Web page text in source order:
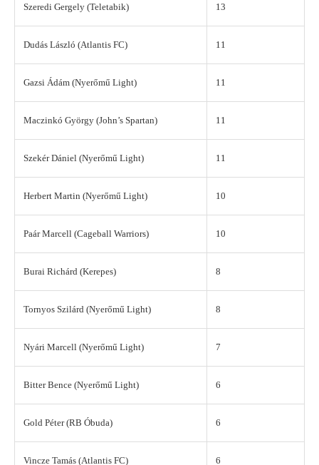
Szeredi Gergely (Teletabik) 13
Dudás László (Atlantis FC) 11
Gazsi Ádám (Nyerőmű Light) 11
Maczinkó György (John’s Spartan) 11
Szekér Dániel (Nyerőmű Light) 11
Herbert Martin (Nyerőmű Light) 10
Paár Marcell (Cageball Warriors) 10
Burai Richárd (Kerepes) 8
Tornyos Szilárd (Nyerőmű Light) 8
Nyári Marcell (Nyerőmű Light) 7
Bitter Bence (Nyerőmű Light) 6
Gold Péter (RB Óbuda) 6
Vincze Tamás (Atlantis FC) 6